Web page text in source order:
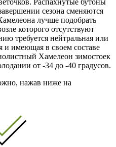
сезона сменяются
лучше подобрать
которого отсутствуют
требуется нейтральная или
и имеющая в своем составе
Хамелеон зимостоек
от -34 до -40 градусов.
нажав ниже на